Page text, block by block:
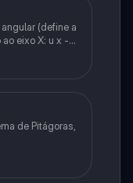
(define a
eixo X: u x -
que corta o
de Pitágoras,